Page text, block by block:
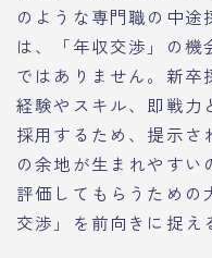
のような専門職の中途
は、「年収交渉」の機
ではありません。新卒
経験やスキル、即戦力
採用するため、提示さ
の余地が生まれやすい
評価してもらうための
交渉」を前向きに捉え